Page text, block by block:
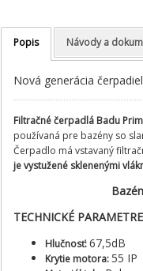
Popis Návody a
Nová generácia
Filtračné čerpadlá Badu
používaná pre bazény so
Čerpadlo má vstavaný
je vystužené sklenenými
TECHNICKÉ
Hlučnosť:67,5dB
Krytie motora:55 IP